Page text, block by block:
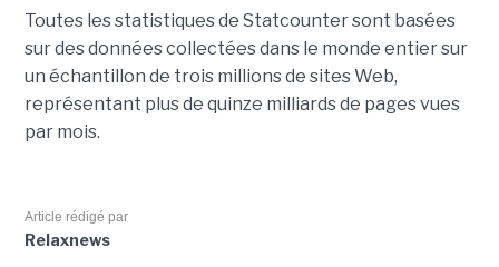
Toutes les statistiques de Statcounter sont basées
sur des données collectées dans le monde entier sur
un échantillon de trois millions de sites Web,
représentant plus de quinze milliards de pages vues
par mois.
Article rédigé par
Relaxnews